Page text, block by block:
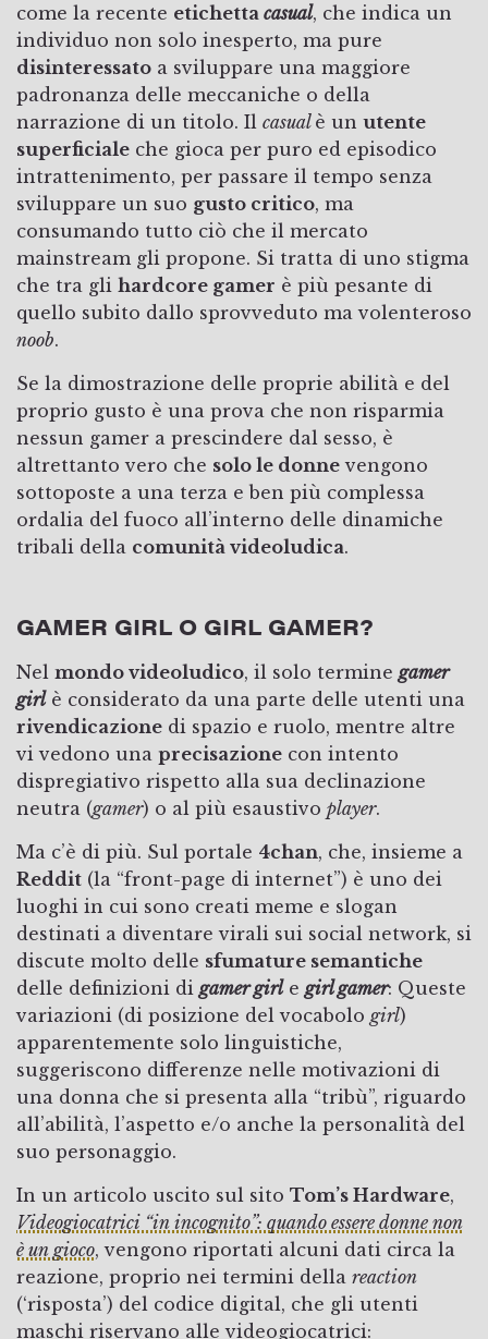
come la recente etichetta casual, che indica un
individuo non solo inesperto, ma pure
disinteressato a sviluppare una maggiore
padronanza delle meccaniche o della
narrazione di un titolo. Il casual è un utente
superficiale che gioca per puro ed episodico
intrattenimento, per passare il tempo senza
sviluppare un suo gusto critico, ma
consumando tutto ciò che il mercato
mainstream gli propone. Si tratta di uno stigma
che tra gli hardcore gamer è più pesante di
quello subito dallo sprovveduto ma volenteroso
noob.
Se la dimostrazione delle proprie abilità e del
proprio gusto è una prova che non risparmia
nessun gamer a prescindere dal sesso, è
altrettanto vero che solo le donne vengono
sottoposte a una terza e ben più complessa
ordalia del fuoco all’interno delle dinamiche
tribali della comunità videoludica.
GAMER GIRL O GIRL GAMER?
Nel mondo videoludico, il solo termine gamer
girlè considerato da una parte delle utenti una
rivendicazione di spazio e ruolo, mentre altre
vi vedono una precisazione con intento
dispregiativo rispetto alla sua declinazione
neutra (gamer) o al più esaustivo player.
Ma c’è di più. Sul portale 4chan, che, insieme a
Reddit (la “front-page di internet”) è uno dei
luoghi in cui sono creati meme e slogan
destinati a diventare virali sui social network, si
discute molto delle sfumature semantiche
delle definizioni di gamer girle girl gamer: Queste
variazioni (di posizione del vocabolo girl)
apparentemente solo linguistiche,
suggeriscono differenze nelle motivazioni di
una donna che si presenta alla “tribù”, riguardo
all’abilità, l’aspetto e/o anche la personalità del
suo personaggio.
In un articolo uscito sul sito Tom’s Hardware,
Videogiocatrici “in incognito”: quando essere donne non
è un gioco, vengono riportati alcuni dati circa la
reazione, proprio nei termini della reaction
(‘risposta’) del codice digital, che gli utenti
maschi riservano alle videogiocatrici: